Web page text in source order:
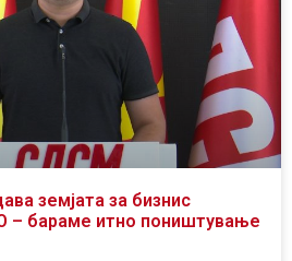
земјата за бизнис
– бараме итно поништување